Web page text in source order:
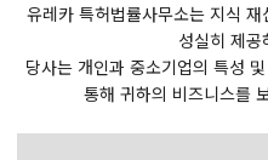
유레카 특허법률사무소는 지식
성실히 제공
당사는 개인과 중소기업의 특성
통해 귀하의 비즈니스를